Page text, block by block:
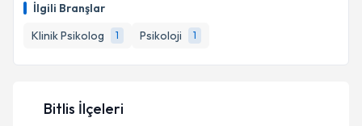
İlgili Branşlar
Klinik Psikolog
1 Psikoloji 1
Bitlis İlçeleri